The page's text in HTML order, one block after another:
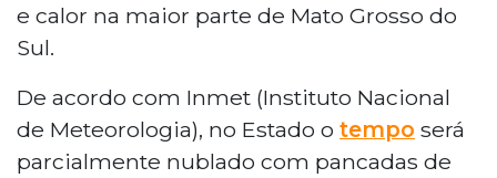
e calor na maior parte de Mato Grosso do
Sul.
De acordo com Inmet (Instituto Nacional
de Meteorologia), no Estado o tempo será
parcialmente nublado com pancadas de